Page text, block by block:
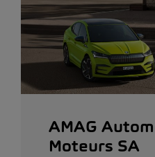
AMAG
Moteurs SA